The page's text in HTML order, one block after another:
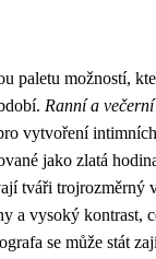
paletu možností,
Ranní a
vytvoření
jako zlatá
tváři trojrozměrný
a vysoký kontrast,
se může stát